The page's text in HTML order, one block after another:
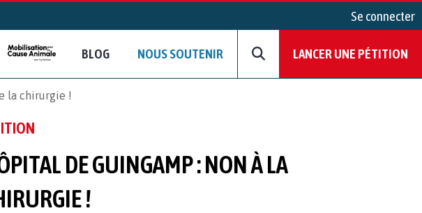
Se connecter
BLOG NOUS SOUTENIR LANCER UNE PÉTITION
la chirurgie !
DE GUINGAMP : NON À LA
!